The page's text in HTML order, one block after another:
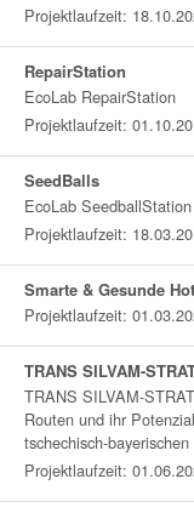
Projektlaufzeit:
RepairStation
EcoLab RepairStation
Projektlaufzeit:
SeedBalls
EcoLab
Projektlaufzeit:
Smarte & Gesunde
Projektlaufzeit:
TRANS SILVAM-
TRANS SILVAM-
Routen und ihr
tschechisch-
Projektlaufzeit: